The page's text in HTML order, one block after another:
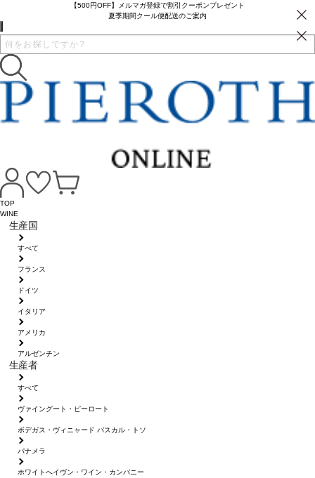
【500円OFF】メルマガ登録で割引クーポンプレゼント
夏季期間クール便配送のご案内
TOP
WINE
生産国
すべて
フランス
ドイツ
イタリア
アメリカ
アルゼンチン
生産者
すべて
ヴァイングート・ピーロート
ボデガス・ヴィニャード パスカル・トソ
パナメラ
ホワイトへイヴン・ワイン・カンパニー